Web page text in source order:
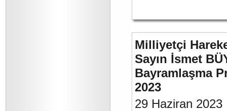
Milliyetçi
Sayın İsmet
Bayramlaşma
2023
29 Haziran 2023